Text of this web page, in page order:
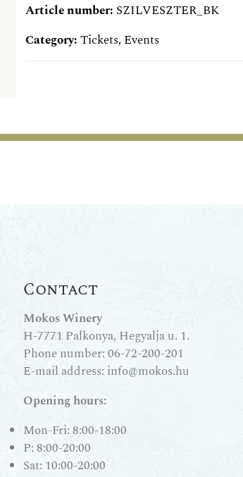
Article number: SZILVESZTER_BK
Category:Tickets,Events
Contact
Mokos Winery
H-7771 Palkonya, Hegyalja u. 1.
Phone number:06-72-200-201
E-mail address: info@mokos.hu
Opening hours:
Mon-Fri: 8:00-18:00
P: 8:00-20:00
Sat: 10:00-20:00